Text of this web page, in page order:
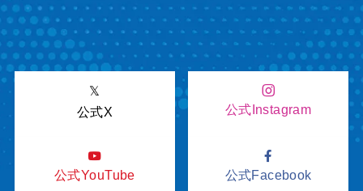
𝕏
公式X
公式Instagram
公式YouTube 公式Facebook